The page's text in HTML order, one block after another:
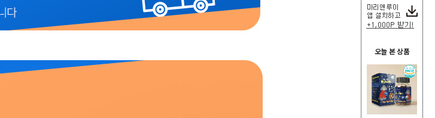
오늘 본 상품